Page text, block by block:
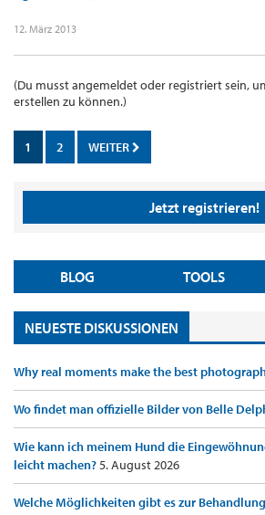
12. März 2013
(Du musst angemeldet oder registriert sein,
erstellen zu können.)
1 2 WEITER
Jetzt registrieren!
BLOG TOOLS
NEUESTE DISKUSSIONEN
Why real moments make the best
Wo findet man offizielle Bilder von Belle
Wie kann ich meinem Hund die
leicht machen?5. August 2026
Welche Möglichkeiten gibt es zur